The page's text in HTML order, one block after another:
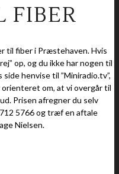
FIBER
til fiber i Præstehaven. Hvis
op, og du ikke har nogen til
henvise til ”Miniradio.tv”,
om, at vi overgår til
Prisen afregner du selv
5766 og træf en aftale
Nielsen.